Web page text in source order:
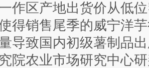
作区产地出货价从低
得销售尾季的威宁洋
导致国内初级薯制品
院农业市场研究中心